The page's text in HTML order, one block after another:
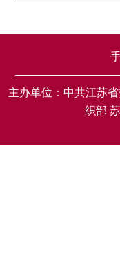
主办单位：中共江苏
织部